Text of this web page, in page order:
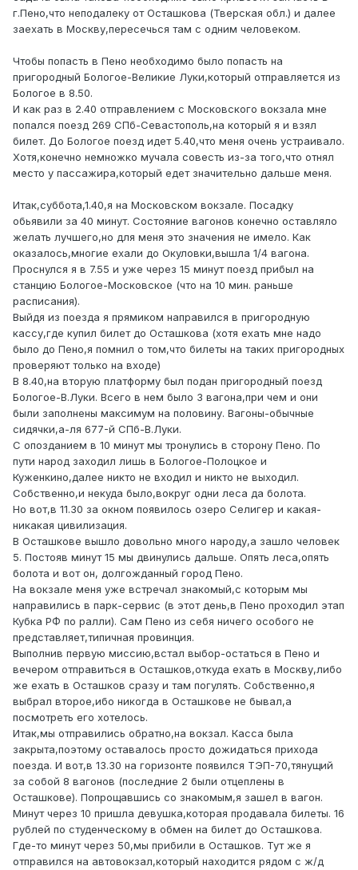
г.Пено,что неподалеку от Осташкова (Тверская обл.) и далее
заехать в Москву,пересечься там с одним человеком.
Чтобы попасть в Пено необходимо было попасть на
пригородный Бологое-Великие Луки,который отправляется из
Бологое в 8.50.
И как раз в 2.40 отправлением с Московского вокзала мне
попался поезд 269 СПб-Севастополь,на который я и взял
билет. До Бологое поезд идет 5.40,что меня очень устраивало.
Хотя,конечно немножко мучала совесть из-за того,что отнял
место у пассажира,который едет значительно дальше меня.
Итак,суббота,1.40,я на Московском вокзале. Посадку
обьявили за 40 минут. Состояние вагонов конечно оставляло
желать лучшего,но для меня это значения не имело. Как
оказалось,многие ехали до Окуловки,вышла 1/4 вагона.
Проснулся я в 7.55 и уже через 15 минут поезд прибыл на
станцию Бологое-Московское (что на 10 мин. раньше
расписания).
Выйдя из поезда я прямиком направился в пригородную
кассу,где купил билет до Осташкова (хотя ехать мне надо
было до Пено,я помнил о том,что билеты на таких пригородных
проверяют только на входе)
В 8.40,на вторую платформу был подан пригородный поезд
Бологое-В.Луки. Всего в нем было 3 вагона,при чем и они
были заполнены максимум на половину. Вагоны-обычные
сидячки,а-ля 677-й СПб-В.Луки.
С опозданием в 10 минут мы тронулись в сторону Пено. По
пути народ заходил лишь в Бологое-Полоцкое и
Куженкино,далее никто не входил и никто не выходил.
Собственно,и некуда было,вокруг одни леса да болота.
Но вот,в 11.30 за окном появилось озеро Селигер и какая-
никакая цивилизация.
В Осташкове вышло довольно много народу,а зашло человек
5. Постояв минут 15 мы двинулись дальше. Опять леса,опять
болота и вот он, долгожданный город Пено.
На вокзале меня уже встречал знакомый,с которым мы
направились в парк-сервис (в этот день,в Пено проходил этап
Кубка РФ по ралли). Сам Пено из себя ничего особого не
представляет,типичная провинция.
Выполнив первую миссию,встал выбор-остаться в Пено и
вечером отправиться в Осташков,откуда ехать в Москву,либо
же ехать в Осташков сразу и там погулять. Собственно,я
выбрал второе,ибо никогда в Осташкове не бывал,а
посмотреть его хотелось.
Итак,мы отправились обратно,на вокзал. Касса была
закрыта,поэтому оставалось просто дожидаться прихода
поезда. И вот,в 13.30 на горизонте появился ТЭП-70,тянущий
за собой 8 вагонов (последние 2 были отцеплены в
Осташкове). Попрощавшись со знакомым,я зашел в вагон.
Минут через 10 пришла девушка,которая продавала билеты. 16
рублей по студенческому в обмен на билет до Осташкова.
Где-то минут через 50,мы прибили в Осташков. Тут же я
отправился на автовокзал,который находится рядом с ж/д